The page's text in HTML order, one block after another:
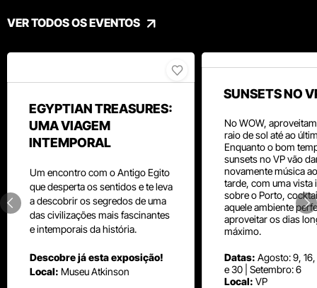
VER TODOS OS EVENTOS
EGYPTIAN TREASURES:
UMA VIAGEM
INTEMPORAL
Um encontro com oAntigo Egito
que desperta os sentidos e te leva
a descobrir os segredos de uma
das civilizações mais fascinantes
e intemporais da história.
Descobre já esta exposição!
Local: MuseuAtkinson
SUNSETS NO
No WOW,
raio de sol até ao
Enquanto o bom
sunsets no VP vão
novamente música
tarde, com uma vista
sobre o Porto,
aquele ambiente
aproveitar os dias
máximo.
Datas: Agosto: 9,
e 30 | Setembro: 6
Local: VP